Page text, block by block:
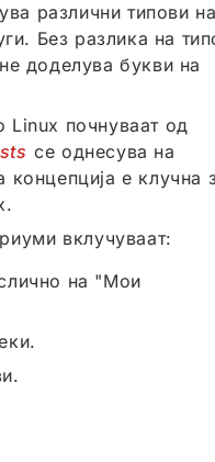
различни типови на
Без разлика на
доделува букви на
Linux почнуваат од
се однесува на
концепција е клучна
вклучуваат:
на "Мои